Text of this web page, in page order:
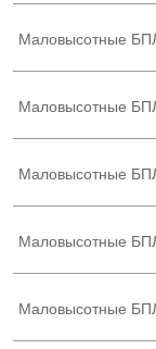
Маловысотные
Маловысотные
Маловысотные
Маловысотные
Маловысотные